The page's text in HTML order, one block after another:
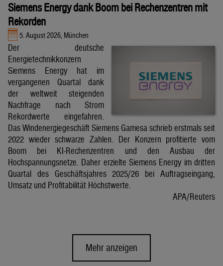
Siemens Energy dank Boom bei Rechenzentren mit
Rekorden
5. August 2026, München
Der deutsche
Energietechnikkonzern
Siemens Energy hat im
vergangenen Quartal dank
der weltweit steigenden
Nachfrage nach Strom
Rekordwerte eingefahren.
Das Windenergiegeschäft Siemens Gamesa schrieb erstmals seit
2022 wieder schwarze Zahlen. Der Konzern profitierte vom
Boom bei KI-Rechenzentren und den Ausbau der
Hochspannungsnetze. Daher erzielte Siemens Energy im dritten
Quartal des Geschäftsjahres 2025/26 bei Auftragseingang,
Umsatz und Profitabilität Höchstwerte.
APA/Reuters
Mehr anzeigen